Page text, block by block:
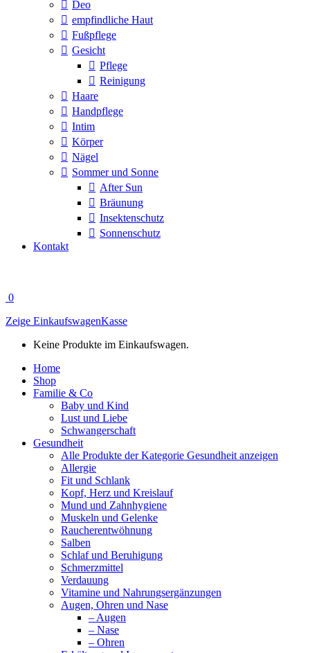
Deo
empfindliche Haut
Fußpflege
Gesicht
Pflege
Reinigung
Haare
Handpflege
Intim
Körper
Nägel
Sommer und Sonne
After Sun
Bräunung
Insektenschutz
Sonnenschutz
Kontakt
0
Zeige EinkaufswagenKasse
Keine Produkte im Einkaufswagen.
Home
Shop
Familie & Co
Baby und Kind
Lust und Liebe
Schwangerschaft
Gesundheit
Alle Produkte der Kategorie Gesundheit anzeigen
Allergie
Fit und Schlank
Kopf, Herz und Kreislauf
Mund und Zahnhygiene
Muskeln und Gelenke
Raucherentwöhnung
Salben
Schlaf und Beruhigung
Schmerzmittel
Verdauung
Vitamine und Nahrungsergänzungen
Augen, Ohren und Nase
– Augen
– Nase
– Ohren